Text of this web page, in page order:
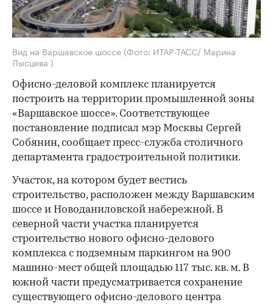
Вид на Варшавское шоссе (Фото: ИТАР-ТАСС/ Марина
Лысцева )
Офисно-деловой комплекс планируется
построить на территории промышленной зоны
«Варшавское шоссе». Соответствующее
постановление подписал мэр Москвы Сергей
Собянин, сообщает пресс-служба столичного
департамента градостроительной политики.
Участок, на котором будет вестись
строительство, расположен между Варшавским
шоссе и Новоданиловской набережной. В
северной части участка планируется
строительство нового офисно-делового
комплекса с подземным паркингом на 900
машино-мест общей площадью 117 тыс. кв. м. В
южной части предусматривается сохранение
существующего офисно-делового центра